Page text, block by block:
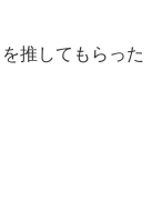
を推してもらった